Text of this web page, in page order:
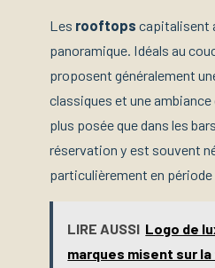
Les rooftops capitalisent
panoramique. Idéals au
proposent généralement
classiques et une
plus posée que dans les
réservation y est souvent
particulièrement en
LIRE AUSSI Logo de
marques misent sur